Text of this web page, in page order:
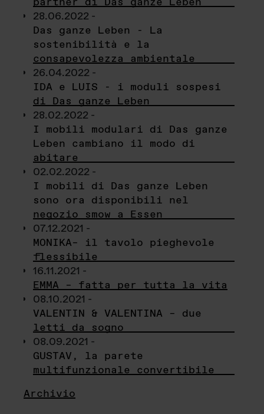
28.06.2022 -
Das ganze Leben - La
sostenibilità e la
consapevolezza ambientale
26.04.2022 -
IDA e LUIS - i moduli sospesi
di Das ganze Leben
28.02.2022 -
I mobili modulari di Das ganze
Leben cambiano il modo di
abitare
02.02.2022 -
I mobili di Das ganze Leben
sono ora disponibili nel
negozio smow a Essen
07.12.2021 -
MONIKA– il tavolo pieghevole
flessibile
16.11.2021 -
EMMA – fatta per tutta la vita
08.10.2021 -
VALENTIN & VALENTINA – due
letti da sogno
08.09.2021 -
GUSTAV, la parete
multifunzionale convertibile
Archivio